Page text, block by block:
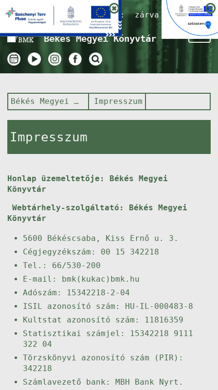
Nyitvatartás ma:zárva
Békés Megyei Könyvtár
Békés Megyei Könyvtár Impresszum
Impresszum
Honlap üzemeltetője: Békés Megyei
Könyvtár
Webtárhely-szolgáltató: Békés Megyei
Könyvtár
5600 Békéscsaba, Kiss Ernő u. 3.
Cégjegyzékszám: 00 15 342218
Tel.: 66/530-200
E-mail: bmk(kukac)bmk.hu
Adószám: 15342218-2-04
ISIL azonosító szám: HU-IL-000483-8
Kultstat azonosító szám: 11816359
Statisztikai számjel: 15342218 9111
322 04
Törzskönyvi azonosító szám (PIR):
342218
Számlavezető bank: MBH Bank Nyrt.